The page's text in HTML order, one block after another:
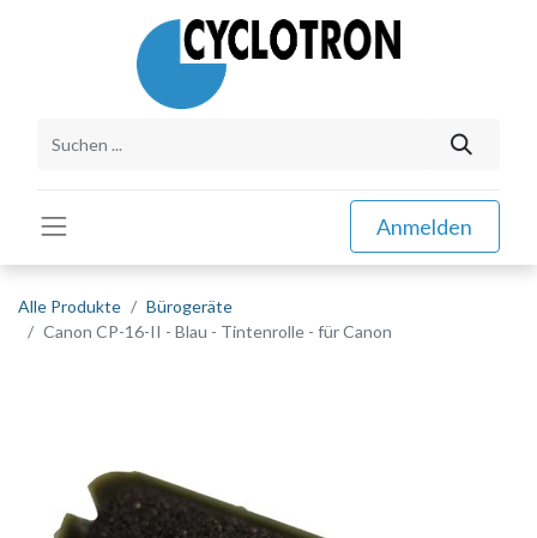
Anmelden
Alle Produkte
Bürogeräte
Canon CP-16-II - Blau - Tintenrolle - für Canon